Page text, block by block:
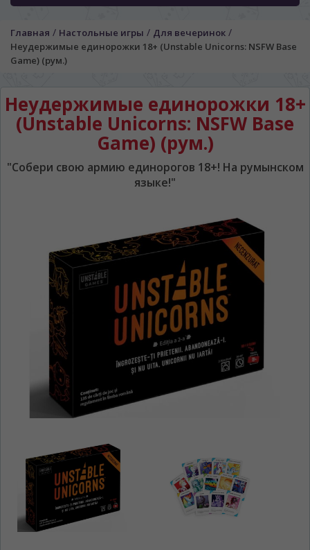
Главная / Настольные игры / Для вечеринок /
Неудержимые единорожки 18+ (Unstable Unicorns: NSFW Base
Game) (рум.)
Неудержимые единорожки 18+
(Unstable Unicorns: NSFW Base
Game) (рум.)
"Собери свою армию единорогов 18+! На румынском
языке!"